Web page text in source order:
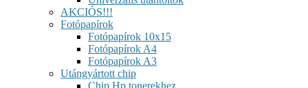
AKCIÓS!!!
Fotópapírok
Fotópapírok 10x15
Fotópapírok A4
Fotópapírok A3
Utángyártott chip
Chip Hp tonerekhez